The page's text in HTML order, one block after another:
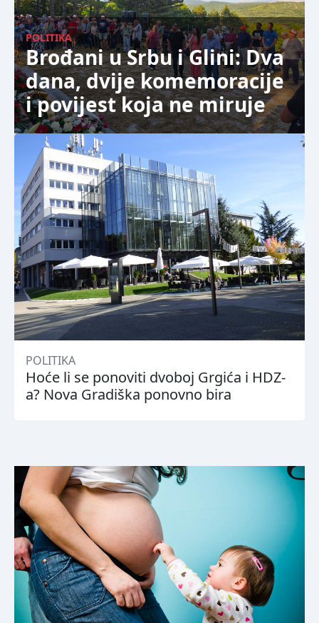
POLITIKA
Brođani u Srbu i Glini: Dva
dana, dvije komemoracije
i povijest koja ne miruje
POLITIKA
Hoće li se ponoviti dvoboj Grgića i HDZ-
a? Nova Gradiška ponovno bira